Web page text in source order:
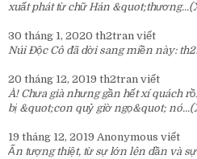
xuất phát từ chữ Hán &quot;thương...
30 tháng 1, 2020 th2tran viết
Núi Độc Cô đã dời sang miền này:
20 tháng 12, 2019 th2tran viết
À! Chưa già nhưng gần hết xí quách
bị &quot;con quỷ giờ ngọ&quot; nó...
19 tháng 12, 2019 Anonymous viết
Ấn tượng thiệt, từ sự lớn lên dần và